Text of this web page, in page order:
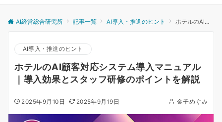
AI経営総合研究所 記事一覧 AI導入・推進のヒント ホテルのAI顧客対応システム導入マニュアル｜導入効果とスタッフ研修のポイントを解説
AI導入・推進のヒント
ホテルのAI顧客対応システム導入マニュアル
｜導入効果とスタッフ研修のポイントを解説
2025年9月10日 2025年9月19日 金子めぐみ